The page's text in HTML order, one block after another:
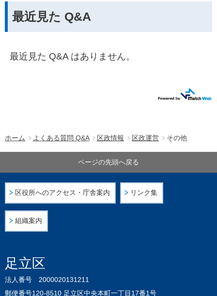
ホーム よくある質問 Q&A 区政情報 区政運営 その他
最近見た Q&A
最近見た Q&A はありません。
足立区
法人番号 2000020131211
郵便番号120-8510 足立区中央本町一丁目17番1号
区役所へのアクセス・庁舎案内 リンク集
組織案内
ページの先頭へ戻る